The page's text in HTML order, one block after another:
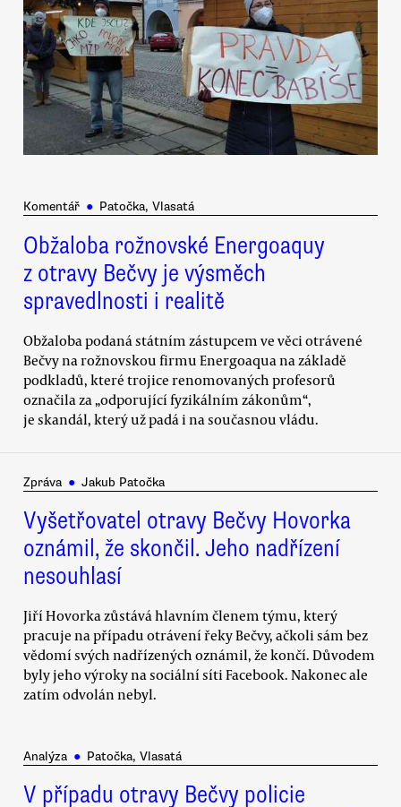
Komentář ● Patočka, Vlasatá
Obžaloba rožnovské Energoaquy
z otravy Bečvy je výsměch
spravedlnosti i realitě
Obžaloba podaná státním zástupcem ve věci otrávené
Bečvy na rožnovskou firmu Energoaqua na základě
podkladů, které trojice renomovaných profesorů
označila za „odporující fyzikálním zákonům“,
je skandál, který už padá i na současnou vládu.
Zpráva ● Jakub Patočka
Vyšetřovatel otravy Bečvy Hovorka
oznámil, že skončil. Jeho nadřízení
nesouhlasí
Jiří Hovorka zůstává hlavním členem týmu, který
pracuje na případu otrávení řeky Bečvy, ačkoli sám bez
vědomí svých nadřízených oznámil, že končí. Důvodem
byly jeho výroky na sociální síti Facebook. Nakonec ale
zatím odvolán nebyl.
Analýza ● Patočka, Vlasatá
V případu otravy Bečvy policie